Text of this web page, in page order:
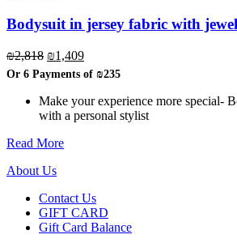
The
options
may
be
chosen
the
product
Bodysuit in jersey fabric with
₪2,818 Original
price
was:
₪2,818.
₪1,409Current
price
₪1,409.
Or 6 Payments of ₪235
Make your experience more special-
with a personal stylist
Read More
About Us
Contact Us
GIFT CARD
Gift Card Balance